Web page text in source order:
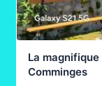
La
Comminges